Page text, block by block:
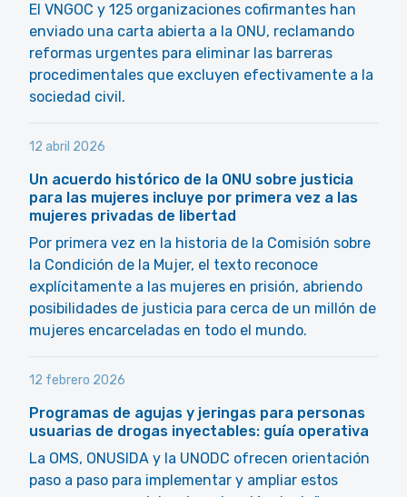
El VNGOC y 125 organizaciones cofirmantes han
enviado una carta abierta a la ONU, reclamando
reformas urgentes para eliminar las barreras
procedimentales que excluyen efectivamente a la
sociedad civil.
12 abril 2026
Un acuerdo histórico de la ONU sobre justicia
para las mujeres incluye por primera vez a las
mujeres privadas de libertad
Por primera vez en la historia de la Comisión sobre
la Condición de la Mujer, el texto reconoce
explícitamente a las mujeres en prisión, abriendo
posibilidades de justicia para cerca de un millón de
mujeres encarceladas en todo el mundo.
12 febrero 2026
Programas de agujas y jeringas para personas
usuarias de drogas inyectables: guía operativa
La OMS, ONUSIDA y la UNODC ofrecen orientación
paso a paso para implementar y ampliar estos